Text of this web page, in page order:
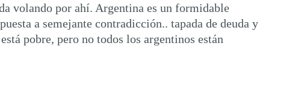
volando por ahí. Argentina es un formidable
a semejante contradicción.. tapada de deuda y
pobre, pero no todos los argentinos están